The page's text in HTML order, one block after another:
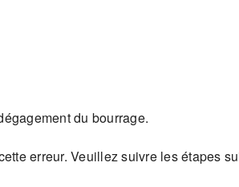
du bourrage.
erreur. Veuillez suivre les étapes